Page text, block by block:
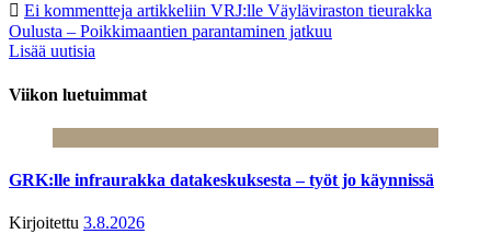
Ei kommentteja artikkeliin VRJ:lle Väyläviraston tieurakka
Oulusta – Poikkimaantien parantaminen jatkuu
Lisää uutisia
Viikon luetuimmat
GRK:lle infraurakka datakeskuksesta – työt jo käynnissä
Kirjoitettu 3.8.2026